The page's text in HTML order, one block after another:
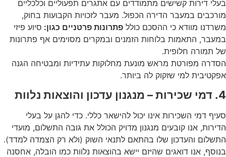
בעלי דירות קשישים מתמודדים עם אתגרים תפעוליים וכלכליים
מורכבים במעבר הדירה הכפול. מעבר לזכויות הקבועות בחוק,
משרדנו מוודא כי ההסכם כולל פתרונות פרטניים כגון: סיוע פיזי
במעבר, התאמות בלוחות הזמנים ובמקרים מסוימים אף פתרונות
של תמורה חלופית.
הסדרה מפורטת מראש מונעת מחלוקות עתידיות ומבטיחה הגנה
אפקטיבית למי שזקוק לה ביותר.
4. דמי שכירות – מנגנון עדכון והוצאות נלוות
סעיף דמי השכירות אינו יכול להישאר כללי. כדי להגן על בעלי
הדירות, אנו קובעים מנגנון מדויק הכולל את גובה התשלום, מועדי
התשלום והעדכון שלו בהתאם לתנאי השוק (ולא רק הצמדה למדד).
בנוסף, אנו דואגים שהיזם יישא בהוצאות נלוות כמו הובלה, אחסנה